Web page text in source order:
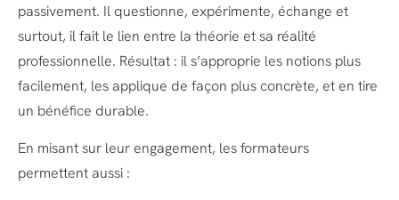
passivement. Il questionne, expérimente, échange et
surtout, il fait le lien entre la théorie et sa réalité
professionnelle. Résultat : il s’approprie les notions plus
facilement, les applique de façon plus concrète, et en tire
un bénéfice durable.
En misant sur leur engagement, les formateurs
permettent aussi :